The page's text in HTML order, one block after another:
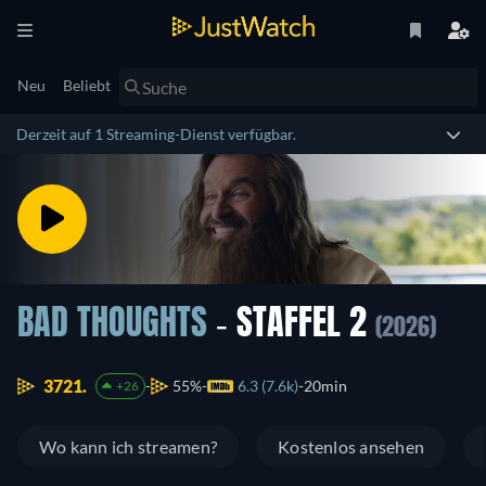
Neu Beliebt
Derzeit auf 1 Streaming-Dienst verfügbar.
BAD THOUGHTS - STAFFEL 2 (2026)
3721. +26 55% 6.3 (7.6k) 20min
Wo kann ich streamen? Kostenlos ansehen